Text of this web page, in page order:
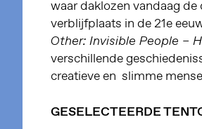
waar daklozen vandaag
verblijfplaats in de 21e
Other: Invisible People –
verschillende
creatieve en slimme
GESELECTEERDE